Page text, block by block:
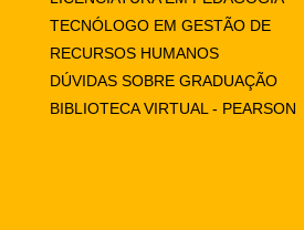
TECNÓLOGO EM GESTÃO DE
RECURSOS HUMANOS
DÚVIDAS SOBRE GRADUAÇÃO
BIBLIOTECA VIRTUAL - PEARSON